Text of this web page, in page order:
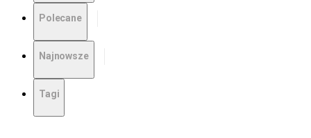
Polecane
Najnowsze
Tagi